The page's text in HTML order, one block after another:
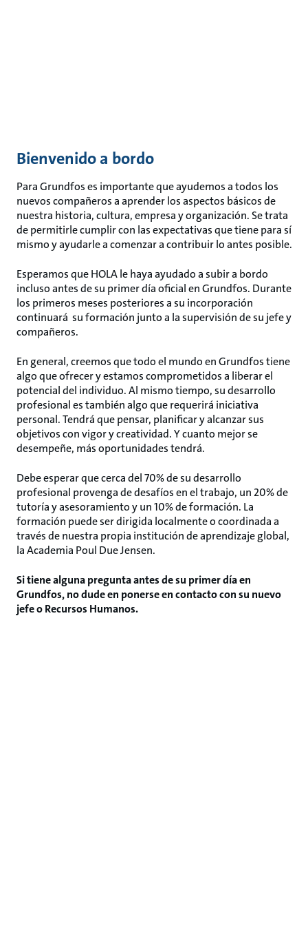
Bienvenido a bordo
Para Grundfos es importante que ayudemos a todos los
nuevos compañeros a aprender los aspectos básicos de
nuestra historia, cultura, empresa y organización. Se trata
de permitirle cumplir con las expectativas que tiene para sí
mismo y ayudarle a comenzar a contribuir lo antes posible.
Esperamos que HOLA le haya ayudado a subir a bordo
incluso antes de su primer día oficial en Grundfos. Durante
los primeros meses posteriores a su incorporación
continuará su formación junto a la supervisión de su jefe y
compañeros.
En general, creemos que todo el mundo en Grundfos tiene
algo que ofrecer y estamos comprometidos a liberar el
potencial del individuo. Al mismo tiempo, su desarrollo
profesional es también algo que requerirá iniciativa
personal. Tendrá que pensar, planificar y alcanzar sus
objetivos con vigor y creatividad. Y cuanto mejor se
desempeñe, más oportunidades tendrá.
Debe esperar que cerca del 70% de su desarrollo
profesional provenga de desafíos en el trabajo, un 20% de
tutoría y asesoramiento y un 10% de formación. La
formación puede ser dirigida localmente o coordinada a
través de nuestra propia institución de aprendizaje global,
la Academia Poul Due Jensen.
Si tiene alguna pregunta antes de su primer día en
Grundfos, no dude en ponerse en contacto con su nuevo
jefe o Recursos Humanos.